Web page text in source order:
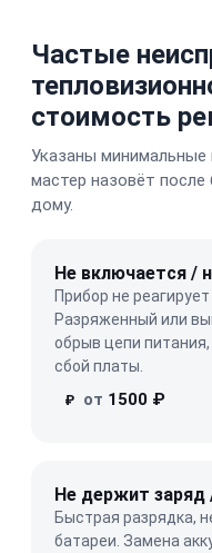
Частые
стоимость
Указаны
мастер назовёт после
дому.
Не включается /
Прибор не реагирует
Разряженный или
обрыв цепи
сбой платы.
₽ от 1500 ₽
Не держит заряд
Быстрая разрядка,
батареи. Замена